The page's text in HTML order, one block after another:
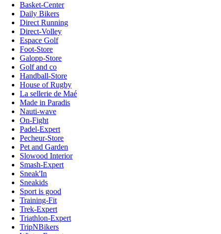
Basket-Center
Daily Bikers
Direct Running
Direct-Volley
Espace Golf
Foot-Store
Galopp-Store
Golf and co
Handball-Store
House of Rugby
La sellerie de Maé
Made in Paradis
Nauti-wave
On-Fight
Padel-Expert
Pecheur-Store
Pet and Garden
Slowood Interior
Smash-Expert
Sneak'In
Sneakids
Sport is good
Training-Fit
Trek-Expert
Triathlon-Expert
TripNBikers